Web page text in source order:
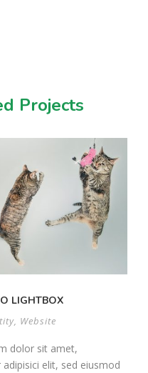
Projects
LIGHTBOX
, Website
dolor sit amet,
elit, sed eiusmod